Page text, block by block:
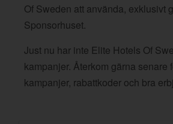
Of Sweden att använda, exklusivt
Sponsorhuset.
Just nu har inte Elite Hotels Of
kampanjer. Återkom gärna senare
kampanjer, rabattkoder och bra